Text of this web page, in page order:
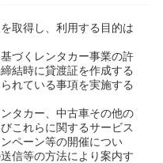
取得し、利用する目的は
づくレンタカー事業の許
結時に貸渡証を作成する
れている事項を実施する
タカー、中古車その他の
これらに関するサービス
ペーン等の開催につい
信等の方法により案内す